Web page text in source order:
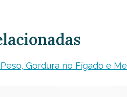
Gordura no Fígado e